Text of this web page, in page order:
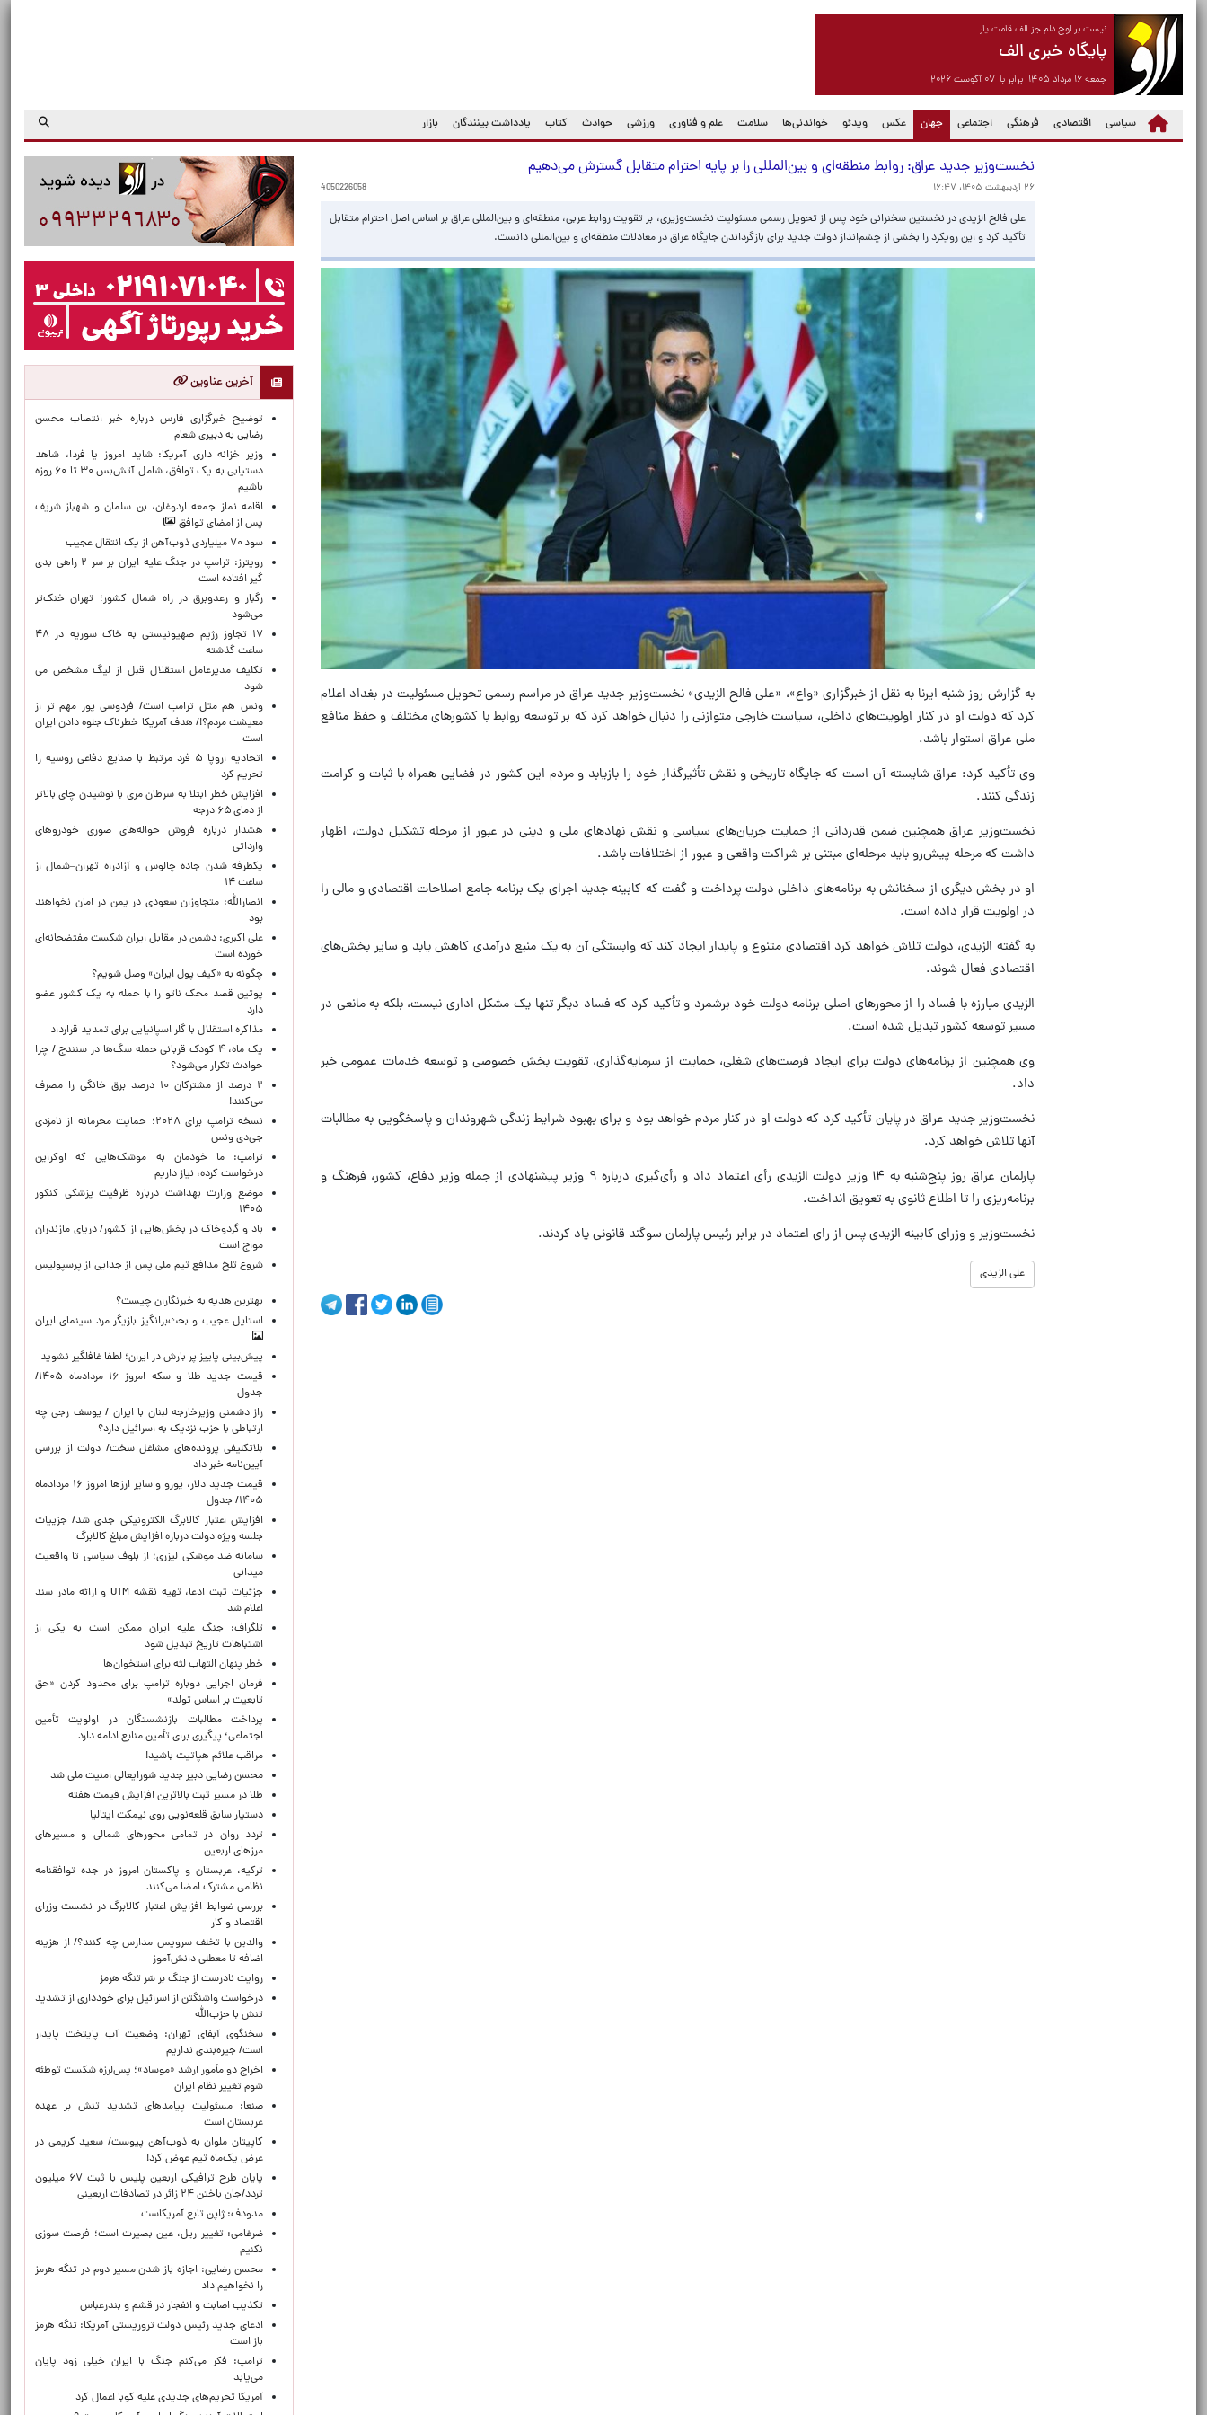
نیست بر لوح دلم جز الف قامت یار
پایگاه خبری الف
جمعه ۱۶ مرداد ۱۴۰۵ برابر با ۰۷ آگوست ۲۰۲۶
سیاسی اقتصادی فرهنگی اجتماعی جهان
(current) عکس ویدئو خواندنی‌ها سلامت علم و فناوری ورزشی حوادث کتاب یادداشت بینندگان بازار
نخست‌وزیر جدید عراق: روابط منطقه‌ای و بین‌المللی را بر پایه احترام متقابل گسترش می‌دهیم
۲۶ اردیبهشت ۱۴۰۵، ۱۶:۴۷ 4050226058
علی فالح الزیدی در نخستین سخنرانی خود پس از تحویل رسمی مسئولیت نخست‌وزیری، بر تقویت روابط عربی، منطقه‌ای و بین‌المللی عراق بر اساس اصل احترام متقابل
تأکید کرد و این رویکرد را بخشی از چشم‌انداز دولت جدید برای بازگرداندن جایگاه عراق در معادلات منطقه‌ای و بین‌المللی دانست.
به گزارش روز شنبه ایرنا به نقل از خبرگزاری «واع»، «علی فالح الزیدی» نخست‌وزیر جدید عراق در مراسم رسمی تحویل مسئولیت در بغداد اعلام
کرد که دولت او در کنار اولویت‌های داخلی، سیاست خارجی متوازنی را دنبال خواهد کرد که بر توسعه روابط با کشورهای مختلف و حفظ منافع
ملی عراق استوار باشد.
وی تأکید کرد: عراق شایسته آن است که جایگاه تاریخی و نقش تأثیرگذار خود را بازیابد و مردم این کشور در فضایی همراه با ثبات و کرامت
زندگی کنند.
نخست‌وزیر عراق همچنین ضمن قدردانی از حمایت جریان‌های سیاسی و نقش نهادهای ملی و دینی در عبور از مرحله تشکیل دولت، اظهار
داشت که مرحله پیش‌رو باید مرحله‌ای مبتنی بر شراکت واقعی و عبور از اختلافات باشد.
او در بخش دیگری از سخنانش به برنامه‌های داخلی دولت پرداخت و گفت که کابینه جدید اجرای یک برنامه جامع اصلاحات اقتصادی و مالی را
در اولویت قرار داده است.
به گفته الزیدی، دولت تلاش خواهد کرد اقتصادی متنوع و پایدار ایجاد کند که وابستگی آن به یک منبع درآمدی کاهش یابد و سایر بخش‌های
اقتصادی فعال شوند.
الزیدی مبارزه با فساد را از محورهای اصلی برنامه دولت خود برشمرد و تأکید کرد که فساد دیگر تنها یک مشکل اداری نیست، بلکه به مانعی در
مسیر توسعه کشور تبدیل شده است.
وی همچنین از برنامه‌های دولت برای ایجاد فرصت‌های شغلی، حمایت از سرمایه‌گذاری، تقویت بخش خصوصی و توسعه خدمات عمومی خبر
داد.
نخست‌وزیر جدید عراق در پایان تأکید کرد که دولت او در کنار مردم خواهد بود و برای بهبود شرایط زندگی شهروندان و پاسخگویی به مطالبات
آنها تلاش خواهد کرد.
پارلمان عراق روز پنج‌شنبه به ۱۴ وزیر دولت الزیدی رأی اعتماد داد و رأی‌گیری درباره ۹ وزیر پیشنهادی از جمله وزیر دفاع، کشور، فرهنگ و
برنامه‌ریزی را تا اطلاع ثانوی به تعویق انداخت.
نخست‌وزیر و وزرای کابینه الزیدی پس از رای اعتماد در برابر رئیس پارلمان سوگند قانونی یاد کردند.
علی الزیدی
آخرین عناوین
توضیح خبرگزاری فارس درباره خبر انتصاب محسن
رضایی به دبیری شعام
وزیر خزانه داری آمریکا: شاید امروز یا فردا، شاهد
دستیابی به یک توافق، شامل آتش‌بس ۳۰ تا ۶۰ روزه
باشیم
اقامه نماز جمعه اردوغان، بن ‌سلمان و شهباز شریف
پس از امضای توافق
سود ۷۰ میلیاردی ذوب‌آهن از یک انتقال عجیب
رویترز: ترامپ در جنگ علیه ایران بر سر ۲ راهی بدی
گیر افتاده است
رگبار و رعدوبرق در راه شمال کشور؛ تهران خنک‌تر
می‌شود
۱۷ تجاوز رژیم صهیونیستی به خاک سوریه در ۴۸
ساعت گذشته
تکلیف مدیرعامل استقلال قبل از لیگ مشخص می
شود
ونس هم مثل ترامپ است/ فردوسی پور مهم تر از
معیشت مردم؟!/ هدف آمریکا خطرناک جلوه دادن ایران
است
اتحادیه اروپا ۵ فرد مرتبط با صنایع دفاعی روسیه را
تحریم کرد
افزایش خطر ابتلا به سرطان مری با نوشیدن چای بالاتر
از دمای ۶۵ درجه
هشدار درباره فروش حواله‌های صوری خودروهای
وارداتی
یکطرفه شدن جاده چالوس و آزادراه تهران–شمال از
ساعت ۱۴
انصارالله: متجاوزان سعودی در یمن در امان نخواهند
بود
علی اکبری: دشمن در مقابل ایران شکست مفتضحانه‌ای
خورده است
چگونه به «کیف پول ایران» وصل شویم؟
پوتین قصد محک ناتو را با حمله به یک کشور عضو
دارد
مذاکره استقلال با گلر اسپانیایی برای تمدید قرارداد
یک ماه، ۴ کودک قربانی حمله سگ‌ها در سنندج / چرا
حوادث تکرار می‌شود؟
۲ درصد از مشترکان ۱۰ درصد برق خانگی را مصرف
می‌کنند!
نسخه ترامپ برای ۲۰۲۸؛ حمایت محرمانه از نامزدی
جی‌دی ونس
ترامپ: ما خودمان به موشک‌هایی که اوکراین
درخواست کرده، نیاز داریم
موضع وزارت بهداشت درباره ظرفیت پزشکی کنکور
۱۴۰۵
باد و گردوخاک در بخش‌هایی از کشور/ دریای مازندران
مواج است
شروع تلخ مدافع تیم ملی پس از جدایی از پرسپولیس
بهترین هدیه به خبرنگاران چیست؟
استایل عجیب و بحث‌برانگیز بازیگر مرد سینمای ایران
پیش‌بینی پاییز پر بارش در ایران؛ لطفا غافلگیر نشوید
قیمت جدید طلا و سکه امروز ۱۶ مردادماه ۱۴۰۵/
جدول
راز دشمنی وزیرخارجه لبنان با ایران / یوسف رجی چه
ارتباطی با حزب نزدیک به اسرائیل دارد؟
بلاتکلیفی پرونده‌های مشاغل سخت/ دولت از بررسی
آیین‌نامه خبر داد
قیمت جدید دلار، یورو و سایر ارزها امروز ۱۶ مردادماه
۱۴۰۵/ جدول
افزایش اعتبار کالابرگ الکترونیکی جدی شد/ جزییات
جلسه ویژه دولت درباره افزایش مبلغ کالابرگ
سامانه ضد موشکی لیزری؛ از بلوف سیاسی تا واقعیت
میدانی
جزئیات ثبت ادعا، تهیه نقشه UTM و ارائه مادر سند
اعلام شد
تلگراف: جنگ علیه ایران ممکن است به یکی از
اشتباهات تاریخ تبدیل شود
خطر پنهان التهاب لثه برای استخوان‌ها
فرمان اجرایی دوباره ترامپ برای محدود کردن «حق
تابعیت بر اساس تولد»
پرداخت مطالبات بازنشستگان در اولویت تأمین
اجتماعی؛ پیگیری برای تأمین منابع ادامه دارد
مراقب علائم هپاتیت باشید!
محسن رضایی دبیر جدید شورایعالی امنیت ملی شد
طلا در مسیر ثبت بالاترین افزایش قیمت هفته
دستیار سابق قلعه‌نویی روی نیمکت ایتالیا
تردد روان در تمامی محورهای شمالی و مسیرهای
مرزهای اربعین
ترکیه، عربستان و پاکستان امروز در جده توافقنامه
نظامی مشترک امضا می‌کنند
بررسی ضوابط افزایش اعتبار کالابرگ در نشست وزرای
اقتصاد و کار
والدین با تخلف سرویس مدارس چه کنند؟/ از هزینه
اضافه تا معطلی دانش‌آموز
روایت نادرست از جنگ بر سَر تنگه هرمز
درخواست واشنگتن از اسرائیل برای خودداری از تشدید
تنش با حزب‌الله
سخنگوی آبفای تهران: وضعیت آب پایتخت پایدار
است/ جیره‌بندی نداریم
اخراج دو مأمور ارشد «موساد»؛ پس‌لرزه شکست توطئه
شوم تغییر نظام ایران
صنعا: مسئولیت پیامدهای تشدید تنش بر عهده
عربستان است
کاپیتان ملوان به ذوب‌آهن پیوست/ سعید کریمی در
عرض یک‌ماه تیم عوض کرد!
پایان طرح ترافیکی اربعین پلیس با ثبت ۶۷ میلیون
تردد/جان باختن ۲۴ زائر در تصادفات اربعینی
مدودف: ژاپن تابع آمریکاست
ضرغامی: تغییر ریل، عین بصیرت است؛ فرصت سوزی
نکنیم
محسن رضایی: اجازه باز شدن مسیر دوم در تنگه هرمز
را نخواهیم داد
تکذیب اصابت و انفجار در قشم و بندرعباس
ادعای جدید رئیس دولت تروریستی آمریکا: تنگه هرمز
باز است
ترامپ: فکر می‌کنم جنگ با ایران خیلی زود پایان
می‌یابد
آمریکا تحریم‌های جدیدی علیه کوبا اعمال کرد